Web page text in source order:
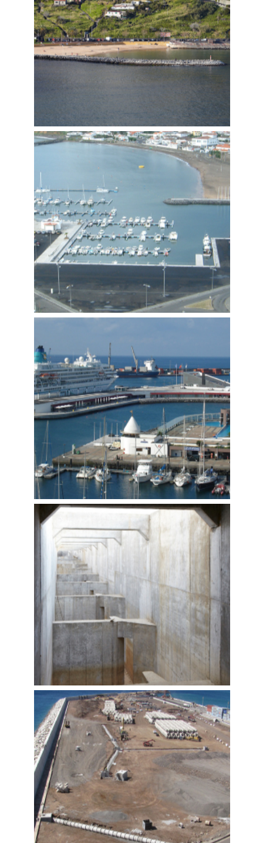
ZONA BALNEAR DO MACHICO
Tecnovia Madeira Marítimas e Fluviais
REABILITAÇÃO E
REORDENAMENTO
Construímos,Tecnovia Açores,Marítimas e Fluviais,
Edificação - Construção e Reabilitação
PORTAS DO MAR – TERMINAL
MARÍTIMO DE CRUZEIROS E
MARINA
Construímos Marítimas e Fluviais
Edificação - Construção e Reabilitação
NOVA ESCADA DE PEIXES DO
AÇUDE-PONTE DE COIMBRA
Construímos,Tecnovia,Tecnovia Açores,Marítimas
e Fluviais